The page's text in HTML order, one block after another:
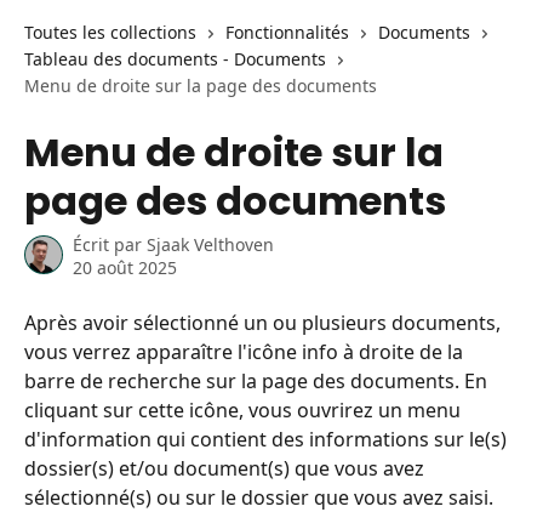
Toutes les collections Fonctionnalités
Documents
Tableau des documents - Documents
Menu de droite sur la page des documents
Menu de droite sur la
page des documents
Écrit par Sjaak Velthoven
20 août 2025
Après avoir sélectionné un ou plusieurs documents,
vous verrez apparaître l'icône info à droite de la
barre de recherche sur la page des documents. En
cliquant sur cette icône, vous ouvrirez un menu
d'information qui contient des informations sur le(s)
dossier(s) et/ou document(s) que vous avez
sélectionné(s) ou sur le dossier que vous avez saisi.